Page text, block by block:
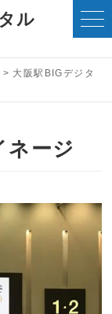
ル
> 大阪駅BIGデジタ
ネージ